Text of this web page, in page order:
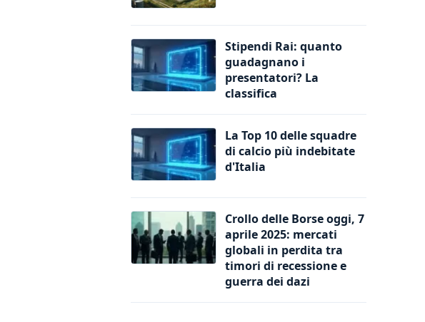
Stipendi Rai: quanto
guadagnano i
presentatori? La
classifica
La Top 10 delle squadre
di calcio più indebitate
d'Italia
Crollo delle Borse oggi, 7
aprile 2025: mercati
globali in perdita tra
timori di recessione e
guerra dei dazi